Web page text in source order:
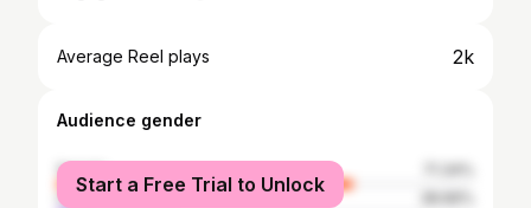
Average Reel plays 2k
Audience gender
female
male
Start a Free Trial to Unlock